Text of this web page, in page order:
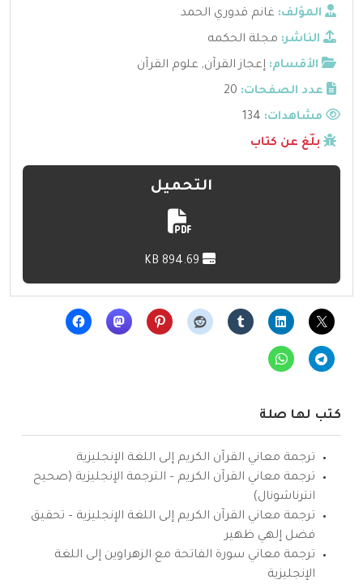
المؤلف: غانم قدوري الحمد
الناشر: مجلة الحكمه
الأقسام: إعجاز القرآن, علوم القرآن
عدد الصفحات: 20
مشاهدات:
بلّغ عن كتاب
التحميل
كتب لها صلة
ترجمة معاني القرآن الكريم إلى اللغة الإنجليزية
ترجمة معاني القرآن الكريم – الترجمة الإنجليزية (صحيح
انترناشونال)
ترجمة معاني القرآن الكريم إلى اللغة الإنجليزية – تحقيق
فضل إلهي ظهير
ترجمة معاني سورة الفاتحة مع الزهراوين إلى اللغة
الإنجليزية